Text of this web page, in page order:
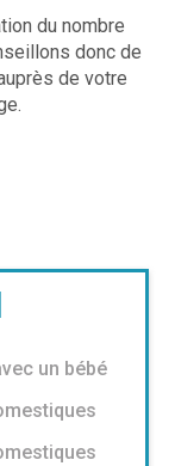
du nombre
donc de
de votre
un bébé